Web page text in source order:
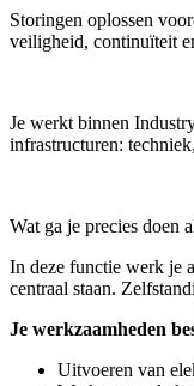
Storingen oplossen
veiligheid, continuïteit
Je werkt binnen
infrastructuren:
Wat ga je precies doen
In deze functie werk je
centraal staan.
Je werkzaamheden
Uitvoeren van